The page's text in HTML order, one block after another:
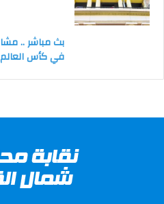
بث مباشر ..
في كأس العالم 2022